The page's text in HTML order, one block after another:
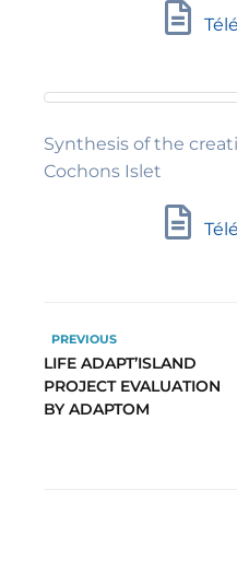
Synthesis of the
Cochons Islet
PREVIOUS
LIFE ADAPT’ISLAND
PROJECT EVALUATION
BY ADAPTOM